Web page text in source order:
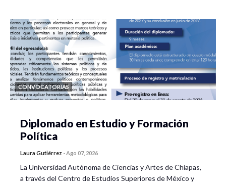
CONVOCATORIAS
Diplomado en Estudio y Formación
Política
Laura Gutiérrez -Ago 07, 2026
La Universidad Autónoma de Ciencias y Artes de Chiapas,
a través del Centro de Estudios Superiores de México y